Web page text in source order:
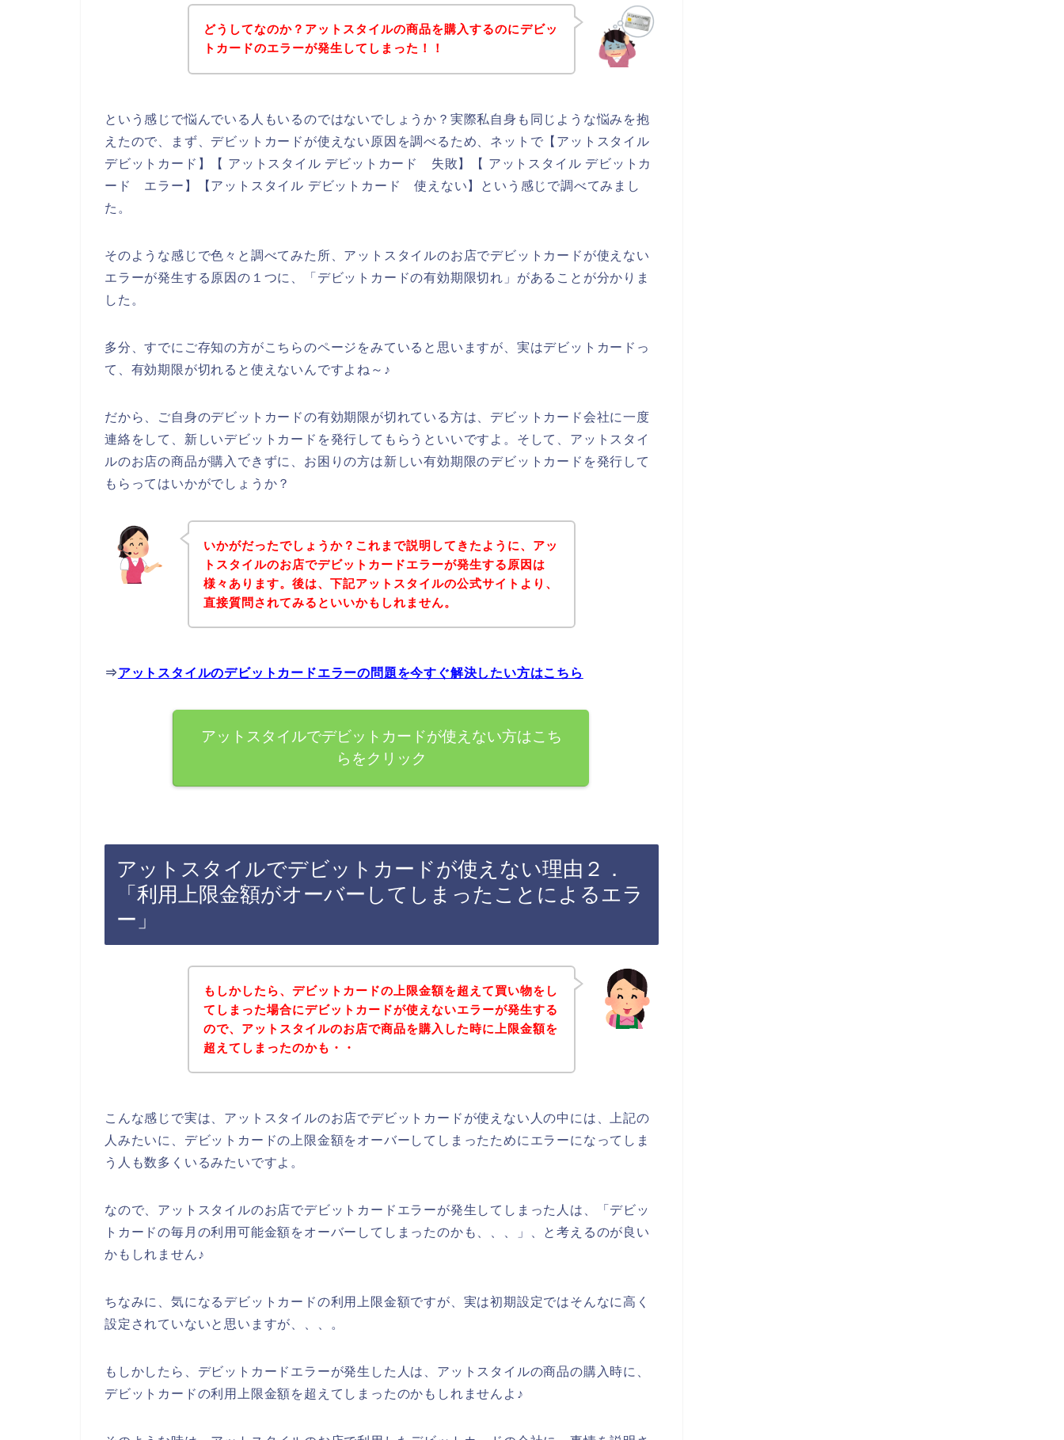
どうしてなのか？アットスタイルの商品を購入するのにデビッ
トカードのエラーが発生してしまった！！
という感じで悩んでいる人もいるのではないでしょうか？実際私自身も同じような悩みを抱
えたので、まず、デビットカードが使えない原因を調べるため、ネットで【アットスタイル
デビットカード】【 アットスタイル デビットカード 失敗】【 アットスタイル デビットカ
ード エラー】【アットスタイル デビットカード 使えない】という感じで調べてみまし
た。
そのような感じで色々と調べてみた所、アットスタイルのお店でデビットカードが使えない
エラーが発生する原因の１つに、「デビットカードの有効期限切れ」があることが分かりま
した。
多分、すでにご存知の方がこちらのページをみていると思いますが、実はデビットカードっ
て、有効期限が切れると使えないんですよね～♪
だから、ご自身のデビットカードの有効期限が切れている方は、デビットカード会社に一度
連絡をして、新しいデビットカードを発行してもらうといいですよ。そして、アットスタイ
ルのお店の商品が購入できずに、お困りの方は新しい有効期限のデビットカードを発行して
もらってはいかがでしょうか？
いかがだったでしょうか？これまで説明してきたように、アッ
トスタイルのお店でデビットカードエラーが発生する原因は
様々あります。後は、下記アットスタイルの公式サイトより、
直接質問されてみるといいかもしれません。
⇒アットスタイルのデビットカードエラーの問題を今すぐ解決したい方はこちら
アットスタイルでデビットカードが使えない方はこち
らをクリック
アットスタイルでデビットカードが使えない理由２．
「利用上限金額がオーバーしてしまったことによるエラ
ー」
もしかしたら、デビットカードの上限金額を超えて買い物をし
てしまった場合にデビットカードが使えないエラーが発生する
ので、アットスタイルのお店で商品を購入した時に上限金額を
超えてしまったのかも・・
こんな感じで実は、アットスタイルのお店でデビットカードが使えない人の中には、上記の
人みたいに、デビットカードの上限金額をオーバーしてしまったためにエラーになってしま
う人も数多くいるみたいですよ。
なので、アットスタイルのお店でデビットカードエラーが発生してしまった人は、「デビッ
トカードの毎月の利用可能金額をオーバーしてしまったのかも、、、」、と考えるのが良い
かもしれません♪
ちなみに、気になるデビットカードの利用上限金額ですが、実は初期設定ではそんなに高く
設定されていないと思いますが、、、。
もしかしたら、デビットカードエラーが発生した人は、アットスタイルの商品の購入時に、
デビットカードの利用上限金額を超えてしまったのかもしれませんよ♪